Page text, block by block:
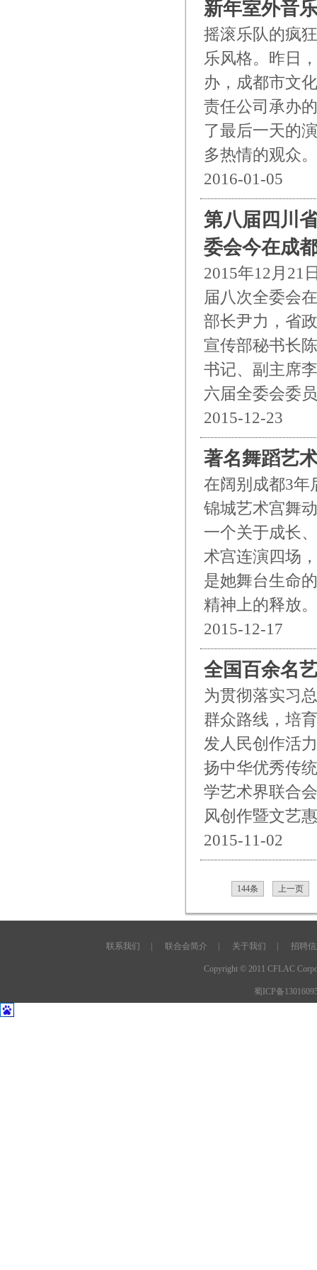
新年室外音
摇滚乐队的疯
乐风格。昨日
办，成都市文
责任公司承办
了最后一天的
多热情的观众
2016-01-05
第八届四川
委会今在成
2015年12月21
届八次全委会
部长尹力，省
宣传部秘书长
书记、副主席
六届全委会委
2015-12-23
著名舞蹈艺
在阔别成都3年
锦城艺术宫舞
一个关于成长
术宫连演四场
是她舞台生命
精神上的释放。
2015-12-17
全国百余名
为贯彻落实习
群众路线，培
发人民创作活
扬中华优秀传
学艺术界联合
风创作暨文艺
2015-11-02
144条 上一页
联系我们 联合会简介 关于我们 招聘
Copyright © 2011 CFLAC
蜀ICP备